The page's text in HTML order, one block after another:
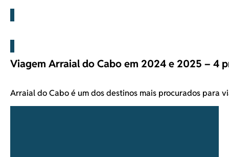
Viagem Arraial do Cabo em 2024 e 2025 – 4
Arraial do Cabo é um dos destinos mais procurados para